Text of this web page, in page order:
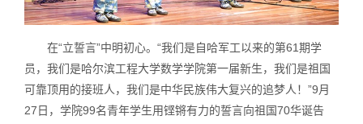
在“立誓言”中明初心。“我们是自哈军工以来的第61期学
员，我们是哈尔滨工程大学数学学院第一届新生，我们是祖国
可靠顶用的接班人，我们是中华民族伟大复兴的追梦人！”9月
27日，学院99名青年学生用铿锵有力的誓言向祖国70华诞告